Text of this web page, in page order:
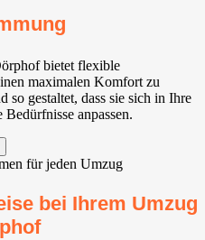
bietet flexible
maximalen Komfort zu
so gestaltet, dass sie sich in Ihre
anpassen.
bei Ihrem Umzug